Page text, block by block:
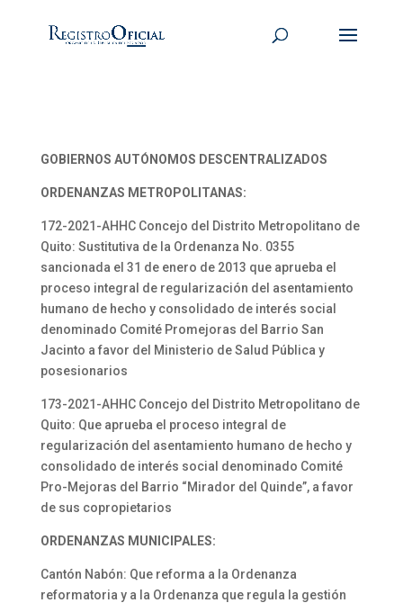
GOBIERNOS AUTÓNOMOS DESCENTRALIZADOS
ORDENANZAS METROPOLITANAS:
172-2021-AHHC Concejo del Distrito Metropolitano de
Quito: Sustitutiva de la Ordenanza No. 0355
sancionada el 31 de enero de 2013 que aprueba el
proceso integral de regularización del asentamiento
humano de hecho y consolidado de interés social
denominado Comité Promejoras del Barrio San
Jacinto a favor del Ministerio de Salud Pública y
posesionarios
173-2021-AHHC Concejo del Distrito Metropolitano de
Quito: Que aprueba el proceso integral de
regularización del asentamiento humano de hecho y
consolidado de interés social denominado Comité
Pro-Mejoras del Barrio “Mirador del Quinde”, a favor
de sus copropietarios
ORDENANZAS MUNICIPALES:
Cantón Nabón: Que reforma a la Ordenanza
reformatoria y a la Ordenanza que regula la gestión